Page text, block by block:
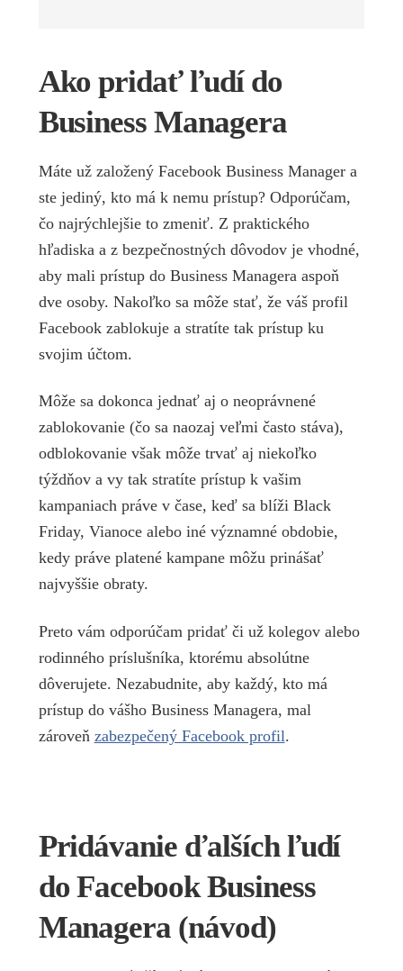
Ako pridať ľudí do
Business Managera
Máte už založený Facebook Business Manager a
ste jediný, kto má k nemu prístup? Odporúčam,
čo najrýchlejšie to zmeniť. Z praktického
hľadiska a z bezpečnostných dôvodov je vhodné,
aby mali prístup do Business Managera aspoň
dve osoby. Nakoľko sa môže stať, že váš profil
Facebook zablokuje a stratíte tak prístup ku
svojim účtom.
Môže sa dokonca jednať aj o neoprávnené
zablokovanie (čo sa naozaj veľmi často stáva),
odblokovanie však môže trvať aj niekoľko
týždňov a vy tak stratíte prístup k vašim
kampaniach práve v čase, keď sa blíži Black
Friday, Vianoce alebo iné významné obdobie,
kedy práve platené kampane môžu prinášať
najvyššie obraty.
Preto vám odporúčam pridať či už kolegov alebo
rodinného príslušníka, ktorému absolútne
dôverujete. Nezabudnite, aby každý, kto má
prístup do vášho Business Managera, mal
zároveň zabezpečený Facebook profil.
Pridávanie ďalších ľudí
do Facebook Business
Managera (návod)